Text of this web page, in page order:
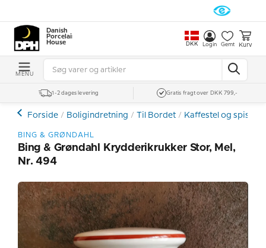
Danish
Porcelain
House
DKK Login Gemt Kurv
MENU
1-2 dages levering Gratis fragt over DKK 799,-
Forside Boligindretning Til Bordet Kaffestel og
BING & GRØNDAHL
Bing & Grøndahl Krydderikrukker Stor, Mel,
Nr. 494